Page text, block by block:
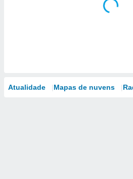
Atualidade Mapas de nuvens